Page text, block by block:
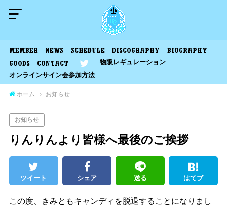
MEMBER NEWS SCHEDULE DISCOGRAPHY
BIOGRAPHY
GOODS
CONTACT
物販レギュレーション
オンラインサイン会参加方法
ホーム お知らせ
お知らせ
りんりんより皆様へ最後のご挨拶
ツイート シェア 送る はてブ
この度、きみともキャンディを脱退することになりまし